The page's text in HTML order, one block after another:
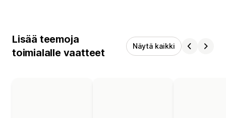
Lisää teemoja
toimialalle vaatteet
Näytä kaikki